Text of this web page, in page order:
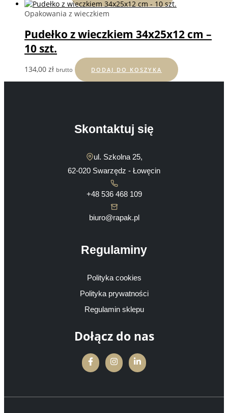
Opakowania z wieczkiem
Pudełko z wieczkiem 34x25x12 cm –
10 szt.
134,00 zł brutto DODAJ DO KOSZYKA
Skontaktuj się
ul. Szkolna 25,
62-020 Swarzędz - Łowęcin
+48 536 468 109
biuro@rapak.pl
Regulaminy
Polityka cookies
Polityka prywatności
Regulamin sklepu
Dołącz do nas